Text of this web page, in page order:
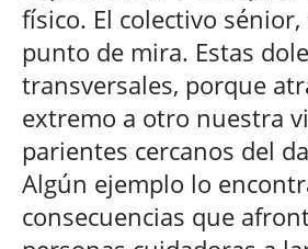
físico. El colectivo
punto de mira. Estas
transversales, porque
extremo a otro nuestra
parientes cercanos del
Algún ejemplo lo
consecuencias que